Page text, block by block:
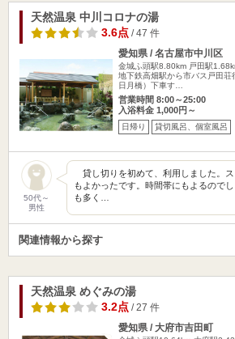
天然温泉 中川コロナの湯
3.6点/ 47 件
愛知県 / 名古屋市中川区
金城ふ頭駅8.80km 戸田駅
地下鉄高畑駅から市バス戸田
日月橋）下車す…
営業時間 8:00～25:00
入浴料金 1,000円～
日帰り 貸切風呂、個室風呂
50代～
男性
貸し切りを初めて、利用しました。
もよかったです。時間帯にもよるので
も多く…
関連情報から探す
天然温泉 めぐみの湯
3.2点/ 27 件
愛知県 / 大府市吉田町